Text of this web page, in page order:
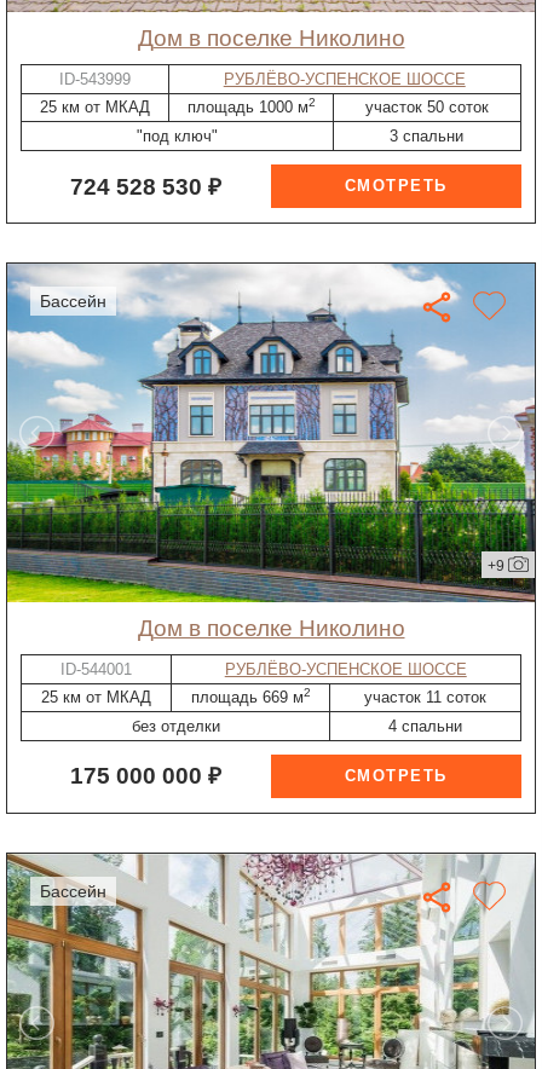
дом в поселке Николино
ID-543999
РУБЛЁВО-УСПЕНСКОЕ ШОССЕ
25 км от МКАД
площадь 1000 м2
участок 50 соток
"под ключ"
3 спальни
724 528 530 ₽
бассейн
+9
дом в поселке Николино
ID-544001
РУБЛЁВО-УСПЕНСКОЕ ШОССЕ
25 км от МКАД
площадь 669 м2
участок 11 соток
без отделки
4 спальни
175 000 000 ₽
бассейн